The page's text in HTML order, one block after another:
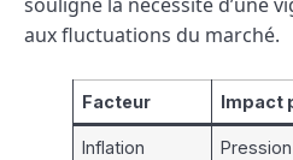
aux fluctuations du marché.
Facteur Impact
Inflation